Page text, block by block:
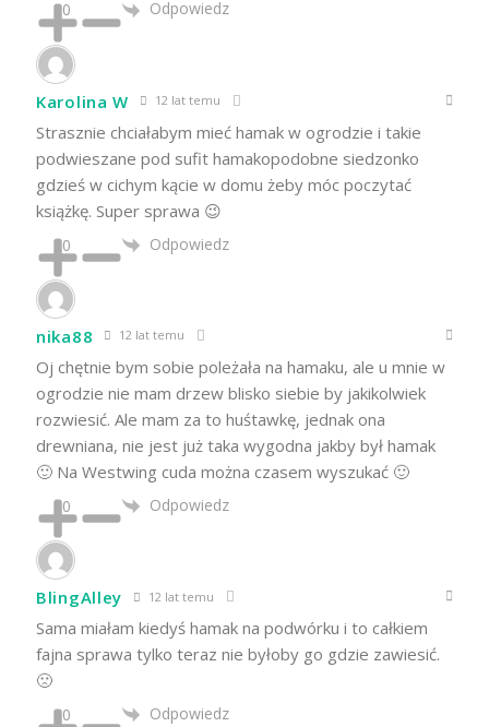
0 Odpowiedz
Karolina W 12 lat temu
Strasznie chciałabym mieć hamak w ogrodzie i takie
podwieszane pod sufit hamakopodobne siedzonko
gdzieś w cichym kącie w domu żeby móc poczytać
książkę. Super sprawa 😉
0 Odpowiedz
nika88 12 lat temu
Oj chętnie bym sobie poleżała na hamaku, ale u mnie w
ogrodzie nie mam drzew blisko siebie by jakikolwiek
rozwiesić. Ale mam za to huśtawkę, jednak ona
drewniana, nie jest już taka wygodna jakby był hamak
🙂 Na Westwing cuda można czasem wyszukać 🙂
0 Odpowiedz
BlingAlley 12 lat temu
Sama miałam kiedyś hamak na podwórku i to całkiem
fajna sprawa tylko teraz nie byłoby go gdzie zawiesić.
🙁
0 Odpowiedz